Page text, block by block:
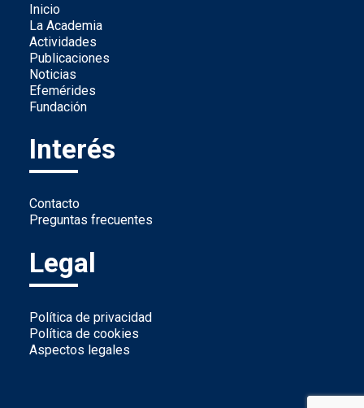
Inicio
La Academia
Actividades
Publicaciones
Noticias
Efemérides
Fundación
Interés
Contacto
Preguntas frecuentes
Legal
Política de privacidad
Política de cookies
Aspectos legales